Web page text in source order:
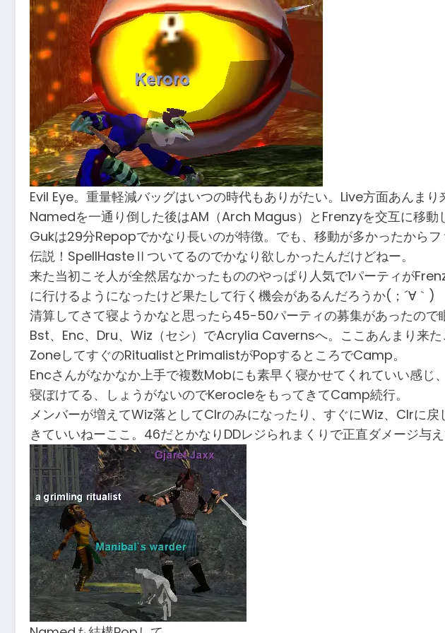
Evil Eye。重量軽減バッグはいつの時代もありがたい。Live方面あんまり
Namedを一通り倒した後はAM（Arch Magus）とFrenzyを交互に移動
Gukは29分Repopでかなり長いのが特徴。でも、移動が多かったから
伝説！SpellHasteⅡついてるのでかなり欲しかったんだけどねー。
来た当初こそ人が全然居なかったもののやっぱり人気で1パーティが
に行けるようになったけど果たして行く機会があるんだろうか(；´∀｀)
清算してさて寝ようかなと思ったら45-50パーティの募集があったので
Bst、Enc、Dru、Wiz（セシ）でAcrylia Cavernsへ。ここあんまり来
ZoneしてすぐのRitualistとPrimalistがPopするところでCamp。
Encさんがなかなか上手で複数Mobにも素早く寝かせてくれていい感
寝ぼけてる、しょうがないのでKerocleをもってきてCamp続行。
メンバーが増えてWiz落としてClrのみになったり、すぐにWiz、Clrに
きていいねーここ。46だとかなりDDレジられまくりで正直ダメージ与